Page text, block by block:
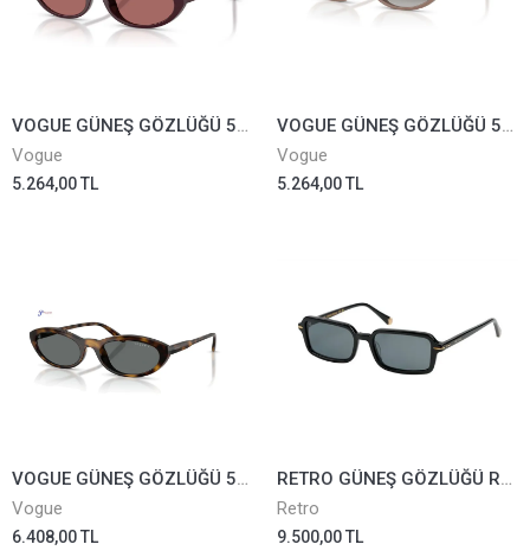
VOGUE GÜNEŞ GÖZLÜĞÜ 5697-SU-3284/69
Vogue
5.264,00 TL
VOGUE GÜNEŞ GÖZLÜĞÜ 5697-SU-3272/8G
Vogue
5.264,00 TL
VOGUE GÜNEŞ GÖZLÜĞÜ 5697-SU-W656/81
Vogue
6.408,00 TL
RETRO GÜNEŞ GÖZLÜĞÜ RS2618-01
Retro
9.500,00 TL